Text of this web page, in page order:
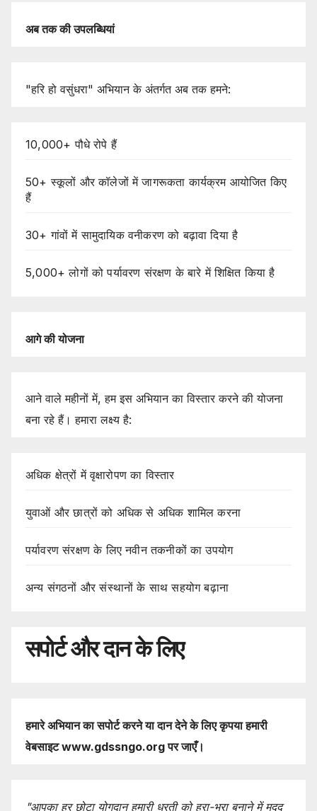
अबतककीउपलब्धियां
"हरि हो वसुंधरा" अभियान के अंतर्गत अब तक हमने:
10,000+ पौधे रोपे हैं
50+ स्कूलों और कॉलेजों में जागरूकता कार्यक्रम आयोजित किए
हैं
30+ गांवों में सामुदायिक वनीकरण को बढ़ावा दिया है
5,000+ लोगों को पर्यावरण संरक्षण के बारे में शिक्षित किया है
आगेकीयोजना
आने वाले महीनों में, हम इस अभियान का विस्तार करने की योजना
बना रहे हैं। हमारा लक्ष्य है:
अधिक क्षेत्रों में वृक्षारोपण का विस्तार
युवाओं और छात्रों को अधिक से अधिक शामिल करना
पर्यावरण संरक्षण के लिए नवीन तकनीकों का उपयोग
अन्य संगठनों और संस्थानों के साथ सहयोग बढ़ाना
सपोर्ट और दान के लिए
हमारेअभियानकासपोर्ट करनेयादानदेनेकेलिएकृपयाहमारी
वेबसाइट www.gdssngo.orgपरजाएँ।
"आपकाहर छोटा योगदानहमारी धरतीकोहरा-भराबनानेमेंमदद